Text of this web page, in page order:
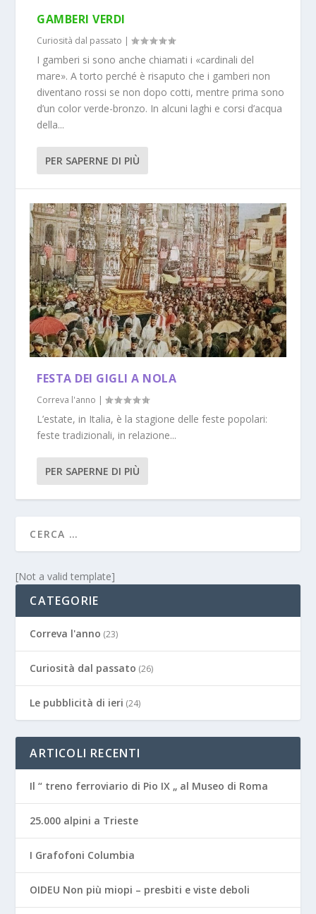
GAMBERI VERDI
Curiosità dal passato |
I gamberi si sono anche chiamati i «cardinali del
mare». A torto perché è risaputo che i gamberi non
diventano rossi se non dopo cotti, mentre prima sono
d’un color verde-bronzo. In alcuni laghi e corsi d’acqua
della...
PER SAPERNE DI PIÙ
FESTA DEI GIGLI A NOLA
Correva l'anno |
L’estate, in Italia, è la stagione delle feste popolari:
feste tradizionali, in relazione...
PER SAPERNE DI PIÙ
[Not a valid template]
CATEGORIE
Correva l'anno (23)
Curiosità dal passato (26)
Le pubblicità di ieri (24)
ARTICOLI RECENTI
Il “ treno ferroviario di Pio IX „ al Museo di Roma
25.000 alpini a Trieste
I Grafofoni Columbia
OIDEU Non più miopi – presbiti e viste deboli